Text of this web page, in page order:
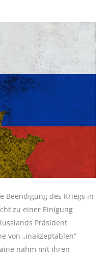
Beendigung des Kriegs in
zu einer Einigung
Präsident
von „inakzeptablen“
nahm mit ihren